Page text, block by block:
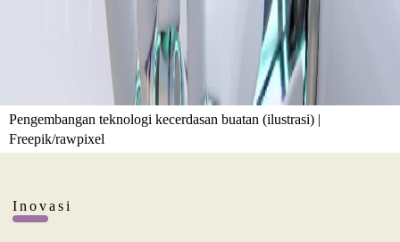
Pengembangan teknologi kecerdasan buatan (ilustrasi) |
Freepik/rawpixel
Inovasi